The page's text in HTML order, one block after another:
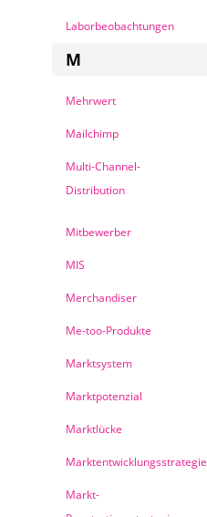
Laborbeobachtungen
M
Mehrwert
Mailchimp
Multi-Channel-
Distribution
Mitbewerber
MIS
Merchandiser
Me-too-Produkte
Marktsystem
Marktpotenzial
Marktlücke
Marktentwicklungsstrategie
Markt-